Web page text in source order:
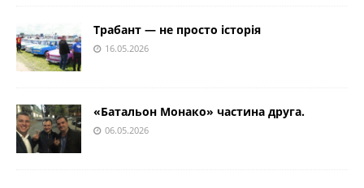
Трабант — не просто історія
16.05.2026
«Батальон Монако» частина друга.
06.05.2026